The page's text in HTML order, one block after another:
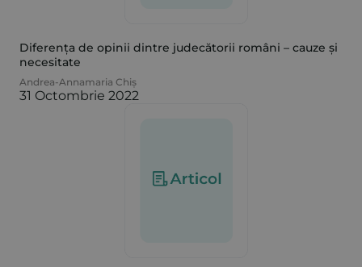
Diferența de opinii dintre judecătorii români – cauze și
necesitate
Andrea-Annamaria Chiș
31 Octombrie 2022